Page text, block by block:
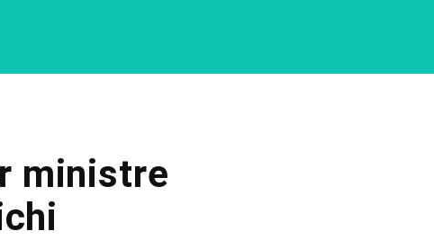
ministre